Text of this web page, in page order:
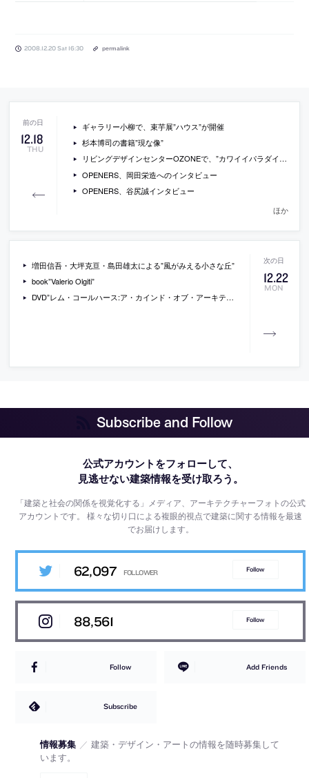
2008.12.20 Sat 16:30 permalink
12.18
THU
ギャラリー小柳で、束芋展”ハウス”が開催
杉本博司の書籍”現な像”
リビングデザインセンターOZONEで、”カワイイパラダイム2″が開催[2009/2/10]
OPENERS、岡田栄造へのインタビュー
OPENERS、谷尻誠インタビュー
ほか
12.22
MON
増田信吾・大坪克亘・島田雄太による”風がみえる小さな丘”
book”Valerio Olgiti”
DVD”レム・コールハース:ア・カインド・オブ・アーキテクト”
Subscribe and Follow
公式アカウントをフォローして、
見逃せない建築情報を受け取ろう。
「建築と社会の関係を視覚化する」メディア、アーキテクチャーフォトの公式
アカウントです。様々な切り口による複眼的視点で建築に関する情報を最速
でお届けします。
62,097 Follow
88,561 Follow
Follow Add Friends
Subscribe
情報募集 ／ 建築・デザイン・アートの情報を随時募集して
います。